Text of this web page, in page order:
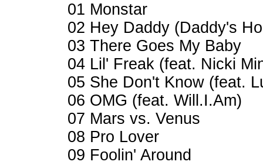
01 Monstar
02 Hey Daddy (Daddy's
03 There Goes My Baby
04 Lil' Freak (feat. Nicki
05 She Don't Know (feat.
06 OMG (feat. Will.I.Am)
07 Mars vs. Venus
08 Pro Lover
09 Foolin' Around